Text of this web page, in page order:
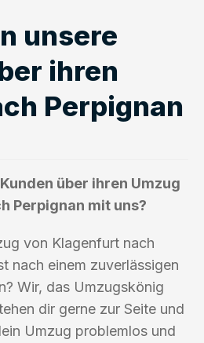
unsere
ihren
Perpignan
über ihren Umzug
Perpignan mit uns?
von Klagenfurt nach
nach einem zuverlässigen
Wir, das Umzugskönig
dir gerne zur Seite und
Umzug problemlos und